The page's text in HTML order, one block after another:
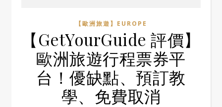
【歐洲旅遊】EUROPE
【GetYourGuide 評價】
歐洲旅遊行程票券平
台！優缺點、預訂教
學、免費取消